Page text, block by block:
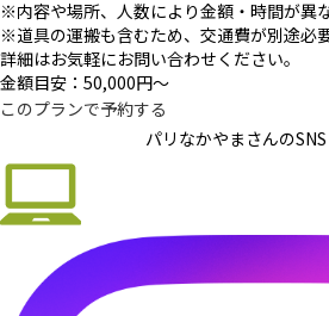
※内容や場所、人数により金額・時間が異な
※道具の運搬も含むため、交通費が別途必
詳細はお気軽にお問い合わせください。
金額目安：50,000円〜
このプランで予約する
パリなかやまさんの